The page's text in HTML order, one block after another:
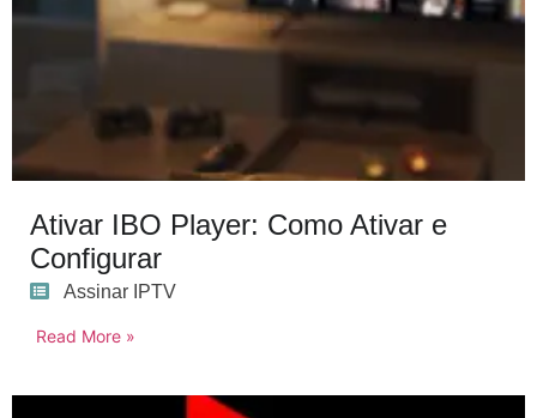
Ativar IBO Player: Como Ativar e
Configurar
Assinar IPTV
Read More »